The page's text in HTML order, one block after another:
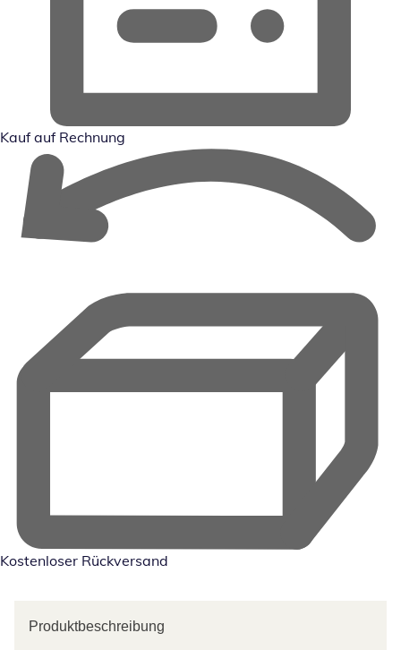
Kauf auf Rechnung
Kostenloser Rückversand
Produktbeschreibung